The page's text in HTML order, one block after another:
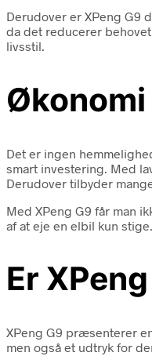
Derudover er XPeng G9
da det reducerer
livsstil.
Det er ingen
smart investering. Med
Derudover tilbyder
Med XPeng G9 får man
af at eje en elbil kun
Er
XPeng G9 præsenterer
men også et udtryk for